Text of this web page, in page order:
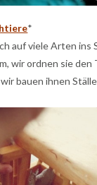
*
auf viele Arten ins
wir ordnen sie den
bauen ihnen